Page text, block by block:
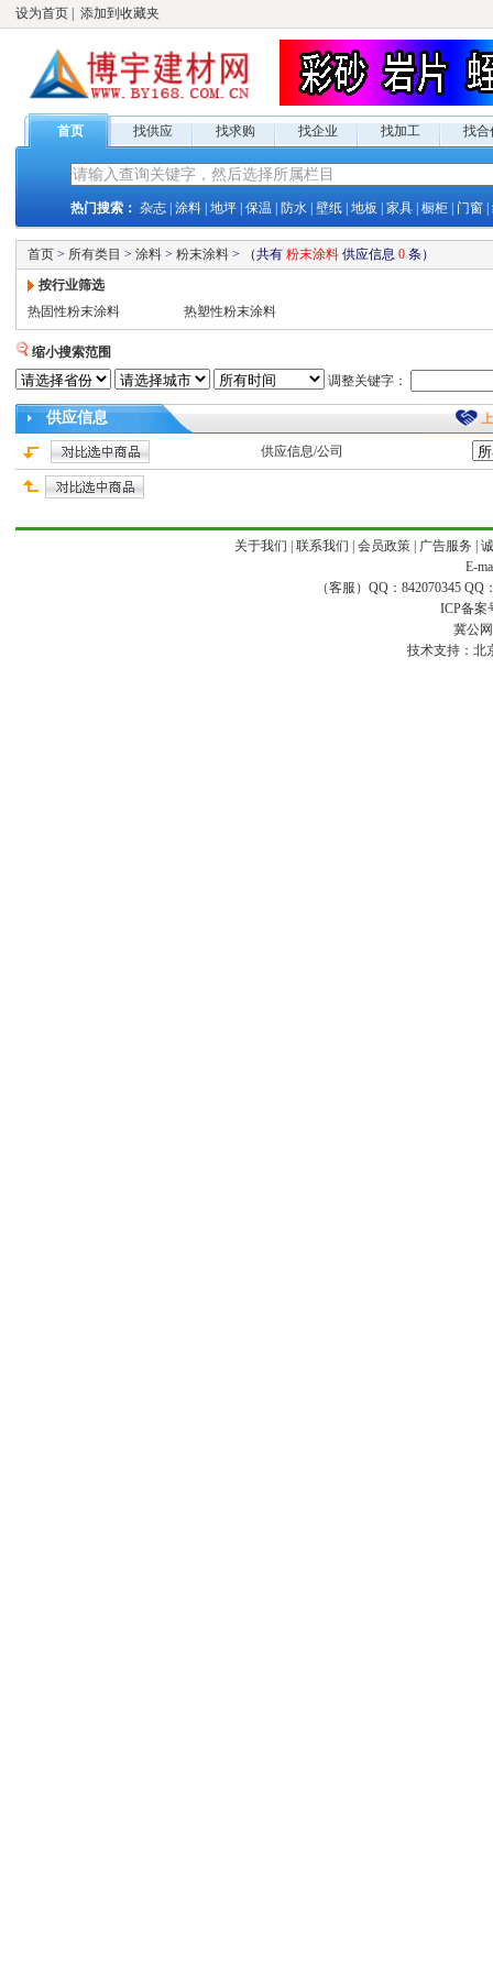
设为首页 添加到收藏夹
首页 找供应 找求购 找企业 找加工 找合
热门搜索： 杂志 涂料 地坪 保温 防水 壁纸 地板 家具 橱柜 门窗
首页 > 所有类目 > 涂料 > 粉末涂料 > （共有 粉末涂料 供应信息 0 条）
按行业筛选
热固性粉末涂料
热塑性粉末涂料
缩小搜索范围
调整关键字：
供应信息
供应信息/公司
关于我们 联系我们 会员政策| 广告服务
E-
（客服）QQ：842070345 QQ
ICP备案
冀公
技术支持： 北